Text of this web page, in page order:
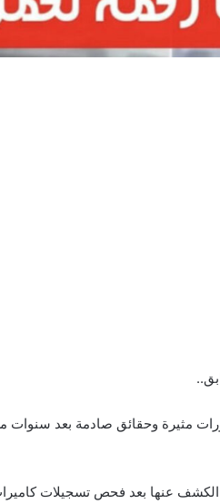
للواجهة من جديد، لكن هذه المرّة بتطورات مثيرة وحقائق
الكشف عنها بعد فحص تسجيلات